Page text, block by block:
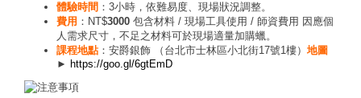
體驗時間 ：3小時，依難易度、現場狀況調整。
費用 ：NT$3000 包含材料 / 現場工具使用 / 師資費用 因應個
人需求尺寸，不足之材料可於現場適量加購蠟。
課程地點 ：安爵銀飾 （台北市士林區小北街17號1樓）地圖
► https://goo.gl/6gtEmD